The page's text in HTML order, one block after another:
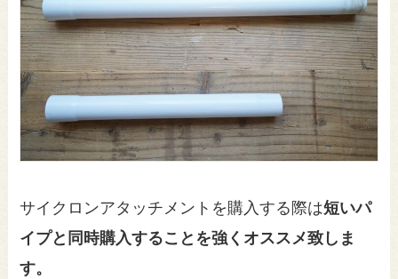
サイクロンアタッチメントを購入する際は短いパ
イプと同時購入することを強くオススメ致しま
す。